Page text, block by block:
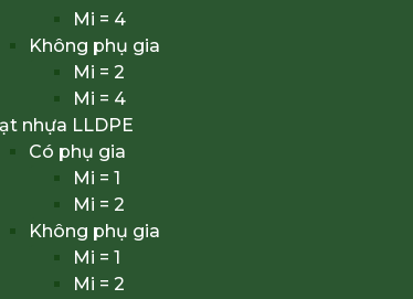
Mi = 4
Không phụ gia
Mi = 2
Mi = 4
nhựa LLDPE
Có phụ gia
Mi = 1
Mi = 2
Không phụ gia
Mi = 1
Mi = 2